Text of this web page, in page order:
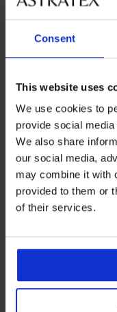
Consent
This website uses
We use cookies to
provide social
We also share
our social media,
may combine it with
provided to them or
of their services.
Ξεπούλημα -70%
Γυναικείο κορμάκι
Έκπτωση
14,10 € Αρχική τιμή
46,99 €